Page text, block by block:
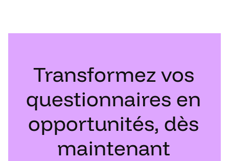
Transformez vos
questionnaires en
opportunités, dès
maintenant